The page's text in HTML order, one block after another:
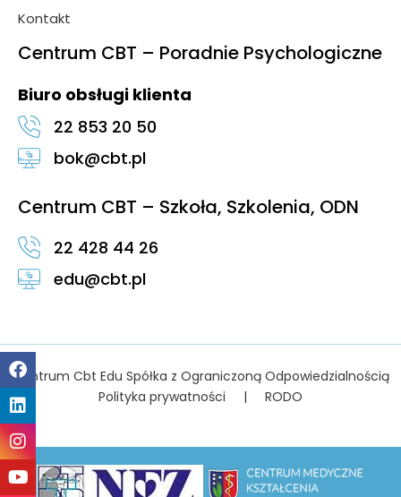
Kontakt
Centrum CBT – Poradnie Psychologiczne
Biuro obsługi klienta
22 853 20 50
bok@cbt.pl
Centrum CBT – Szkoła, Szkolenia, ODN
22 428 44 26
edu@cbt.pl
Centrum Cbt Edu Spółka z Ograniczoną Odpowiedzialnością
Polityka prywatności | RODO